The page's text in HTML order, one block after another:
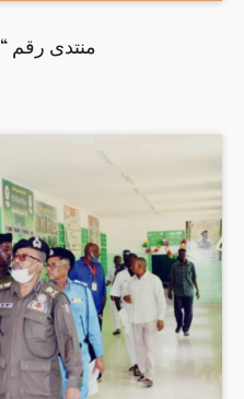
منتدى رقم “591” تدشين رواية وادى النيل